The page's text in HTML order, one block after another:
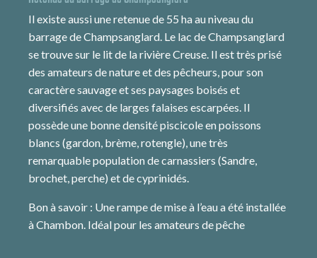
Il existe aussi une retenue de 55 ha au niveau du
barrage de Champsanglard. Le lac de Champsanglard
se trouve sur le lit de la rivière Creuse. Il est très prisé
des amateurs de nature et des pêcheurs, pour son
caractère sauvage et ses paysages boisés et
diversifiés avec de larges falaises escarpées. Il
possède une bonne densité piscicole en poissons
blancs (gardon, brème, rotengle), une très
remarquable population de carnassiers (Sandre,
brochet, perche) et de cyprinidés.
Bon à savoir : Une rampe de mise à l’eau a été installée
à Chambon. Idéal pour les amateurs de pêche